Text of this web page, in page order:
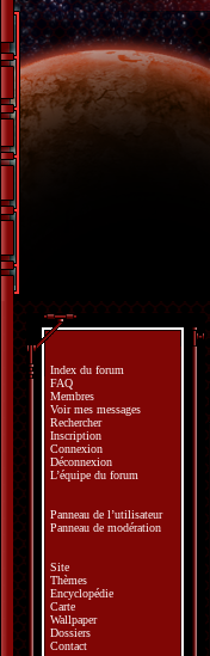
Index du forum
FAQ
Membres
Voir mes messages
Rechercher
Inscription
Connexion
Déconnexion
L’équipe du forum
Panneau de l’utilisateur
Panneau de modération
Site
Thèmes
Encyclopédie
Carte
Wallpaper
Dossiers
Contact